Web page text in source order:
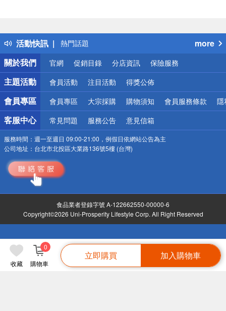
收藏 購物車
0
立即購買 加入購物車
活動快訊
得獎公告
熱門話題
銀行優惠
偏遠地區配送
詐騙網頁！請小心！
more
關於我們
官網 促銷目錄 分店資訊 保險服務
主題活動 會員活動 注目活動 得獎公佈
會員專區 會員專區 大宗採購 購物須知 會員服務條款 隱
客服中心 常見問題 服務公告 意見信箱
服務時間： 週一至週日 09:00-21:00，例假日依網站公告為主
公司地址： 台北市北投區大業路136號5樓 (台灣)
食品業者登錄字號 A-122662550-00000-6
Copyright©2026 Uni-Prosperity Lifestyle Corp. All Right Reserved